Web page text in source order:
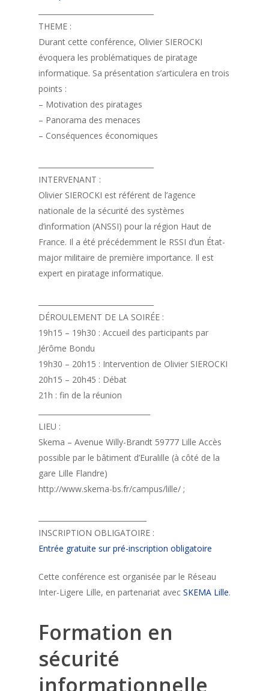
THEME :
Durant cette conférence, Olivier SIEROCKI
évoquera les problématiques de piratage
informatique. Sa présentation s’articulera en trois
points :
– Motivation des piratages
– Panorama des menaces
– Conséquences économiques
INTERVENANT :
Olivier SIEROCKI est référent de l’agence
nationale de la sécurité des systèmes
d’information (ANSSI) pour la région Haut de
France. Il a été précédemment le RSSI d’un État-
major militaire de première importance. Il est
expert en piratage informatique.
DÉROULEMENT DE LA SOIRÉE :
19h15 – 19h30 : Accueil des participants par
Jérôme Bondu
19h30 – 20h15 : Intervention de Olivier SIEROCKI
20h15 – 20h45 : Débat
21h : fin de la réunion
LIEU :
Skema – Avenue Willy-Brandt 59777 Lille Accès
possible par le bâtiment d’Euralille (à côté de la
gare Lille Flandre)
http://www.skema-bs.fr/campus/lille/ ;
INSCRIPTION OBLIGATOIRE :
Entrée gratuite sur pré-inscription obligatoire
Cette conférence est organisée par le Réseau
Inter-Ligere Lille, en partenariat avec SKEMA Lille.
Formation en
sécurité
informationnelle